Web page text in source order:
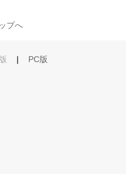
プへ
| PC版